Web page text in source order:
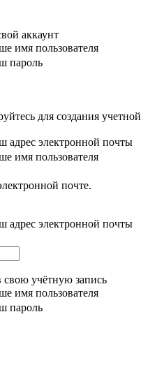
аккаунт
имя пользователя
пароль
для создания учетной
адрес электронной почты
имя пользователя
почте.
адрес электронной почты
учётную запись
имя пользователя
пароль